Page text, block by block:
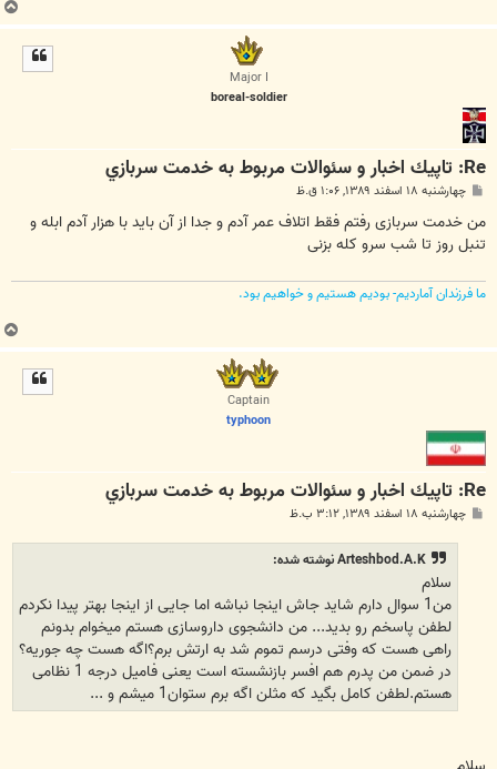
ب
ا
Major I
boreal-soldier
Re: تاپيك اخبار و سئوالات مربوط به خدمت سربازي
پ
ت
چهارشنبه ۱۸ اسفند ۱۳۸۹, ۱:۰۶ ق.ظ
من خدمت سربازی رفتم فقط اتلاف عمر آدم و جدا از آن باید با هزار آدم ابله و
تنبل روز تا شب سرو کله بزنی
ما فرزندان آماردیم- بودیم هستیم و خواهیم بود.
ب
ا
Captain
typhoon
Re: تاپيك اخبار و سئوالات مربوط به خدمت سربازي
پ چهارشنبه ۱۸ اسفند ۱۳۸۹, ۳:۱۲ ب.ظ
Arteshbod.A.K نوشته شده:
سلام
من1 سوال دارم شاید جاش اینجا نباشه اما جایی از اینجا بهتر پیدا نکردم
لطفن پاسخم رو بدید... من دانشجوی داروسازی هستم میخوام بدونم
راهی هست که وفتی درسم تموم شد به ارتش برم؟اگه هست چه جوریه؟
در ضمن من پدرم هم افسر بازنشسته است یعنی فامیل درجه 1 نظامی
هستم.لطفن کامل بگید که مثلن اگه برم ستوان1 میشم و ...